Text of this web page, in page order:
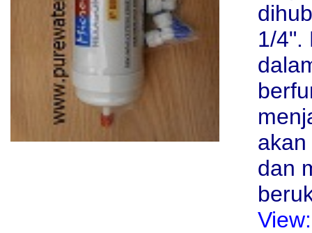
1/4".
dan